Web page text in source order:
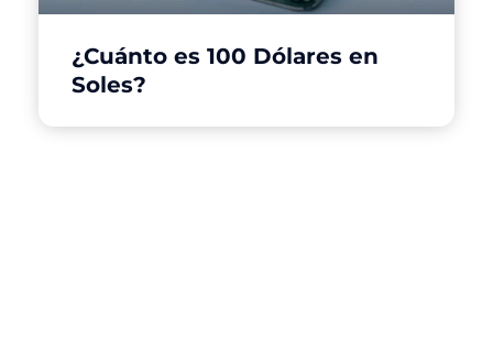
¿Cuánto es 100 Dólares en
Soles?